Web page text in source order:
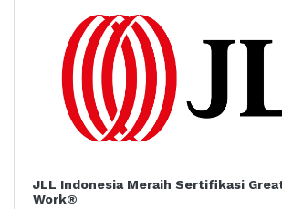
JLL Indonesia Meraih Sertifikasi
Work®